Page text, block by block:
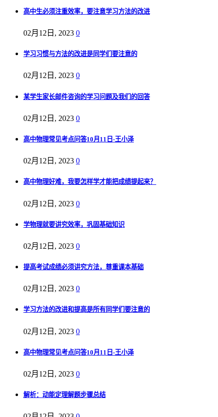
高中生必须注重效率，要注意学习方法的改进
02月12日, 2023 0
学习习惯与方法的改进是同学们要注意的
02月12日, 2023 0
某学生家长邮件咨询的学习问题及我们的回答
02月12日, 2023 0
高中物理常见考点问答10月11日-王小泽
02月12日, 2023 0
高中物理好难，我要怎样学才能把成绩提起来？
02月12日, 2023 0
学物理就要讲究效率，巩固基础知识
02月12日, 2023 0
提高考试成绩必须讲究方法，尊重课本基础
02月12日, 2023 0
学习方法的改进和提高是所有同学们要注意的
02月12日, 2023 0
高中物理常见考点问答10月11日-王小泽
02月12日, 2023 0
解析：动能定理解题步骤总结